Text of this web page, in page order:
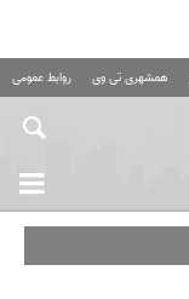
همشهری تی وی روابط عمومی